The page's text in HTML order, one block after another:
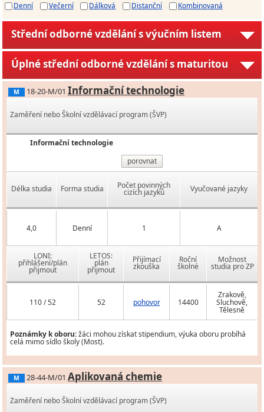
Denní
Večerní Dálková Distanční Kombinovaná
Střední odborné vzdělání s výučním listem
Úplné střední odborné vzdělání s maturitou
M 18-20-M/01 Informační technologie
Zaměření nebo Školní vzdělávací program (ŠVP)
Informační technologie
porovnat
Délka studia Forma studia Počet povinných
cizích jazyků Vyučované jazyky
4,0 Denní 1 A
LONI:
přihlášení/plán
přijmout
LETOS:
plán
přijmout
Přijímací
zkouška
Roční
školné
Možnost
studia pro ZP
110 / 52 52 pohovor 14400
Zrakově,
Sluchově,
Tělesně
Poznámky k oboru:žáci mohou získat stipendium, výuka oboru probíhá
celá mimo sídlo školy (Most).
M 28-44-M/01 Aplikovaná chemie
Zaměření nebo Školní vzdělávací program (ŠVP)